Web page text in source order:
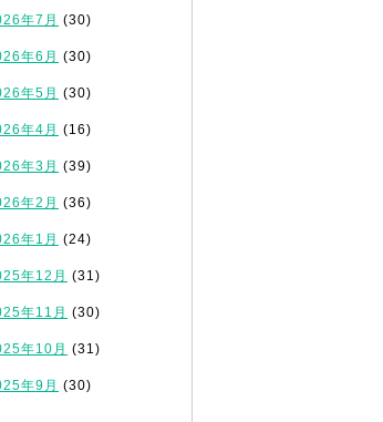
年7月 (30)
年6月 (30)
年5月 (30)
年4月 (16)
年3月 (39)
年2月 (36)
年1月 (24)
年12月 (31)
年11月 (30)
年10月 (31)
年9月 (30)